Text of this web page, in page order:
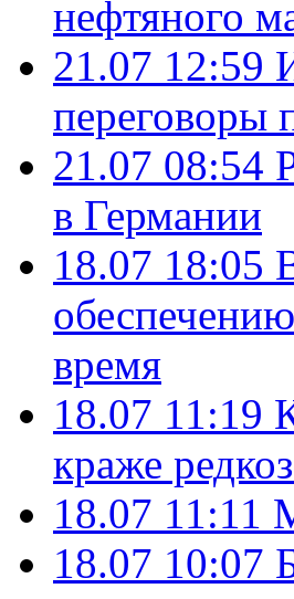
нефтяного
21.07 12:59
переговоры
21.07 08:54
в Германии
18.07 18:05
время
18.07 11:19
краже
18.07 11:11
18.07 10:07